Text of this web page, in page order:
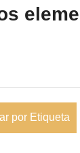
por Etiqueta